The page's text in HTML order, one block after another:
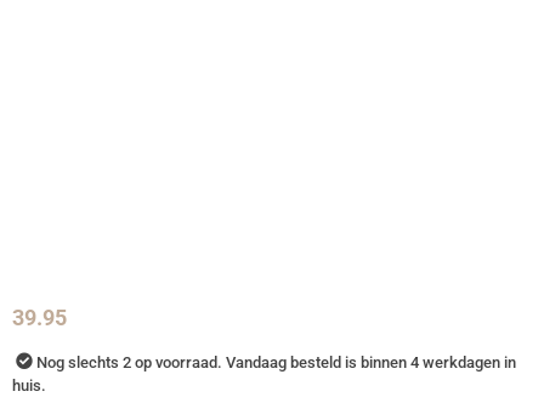
39.95
Nog slechts 2 op voorraad. Vandaag besteld is binnen 4 werkdagen in
huis.